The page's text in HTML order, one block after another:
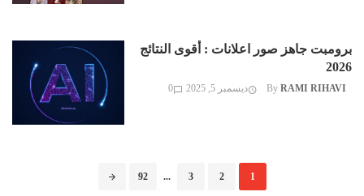
برومبت جاهز صور اعلانات : أقوى النتائج
2026
By RAMI RIHAVI ديسمبر 5, 2025 0
1
2
3
...
92